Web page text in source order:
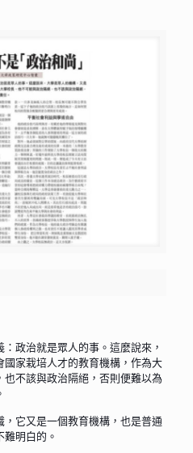
政治就是眾人的事。這麼說來，
家栽培人才的教育機構，作為大
不該與政治隔絕，否則便難以為
它又是一個教育機構，也是普通
明白的。